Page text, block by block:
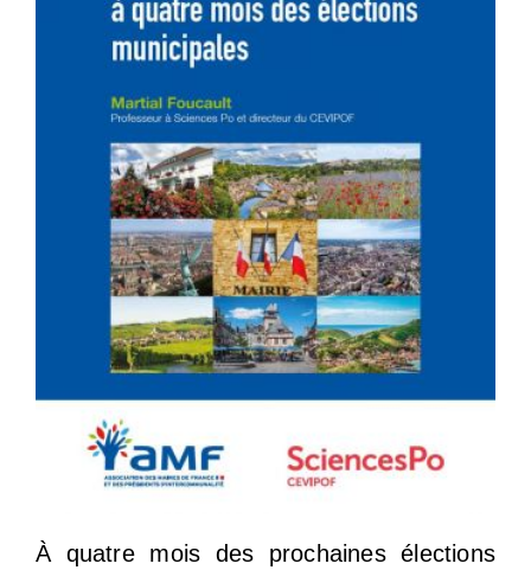
À quatre mois des prochaines élections